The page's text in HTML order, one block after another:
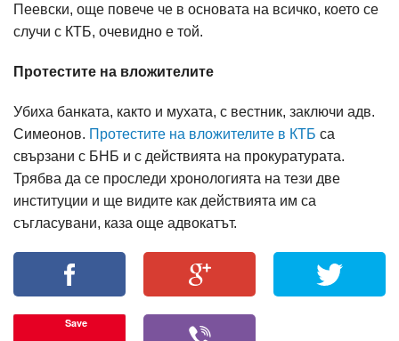
Пеевски, още повече че в основата на всичко, което се
случи с КТБ, очевидно е той.
Протестите на вложителите
Убиха банката, както и мухата, с вестник, заключи адв.
Симеонов. Протестите на вложителите в КТБ са
свързани с БНБ и с действията на прокуратурата.
Трябва да се проследи хронологията на тези две
институции и ще видите как действията им са
съгласувани, каза още адвокатът.
Save